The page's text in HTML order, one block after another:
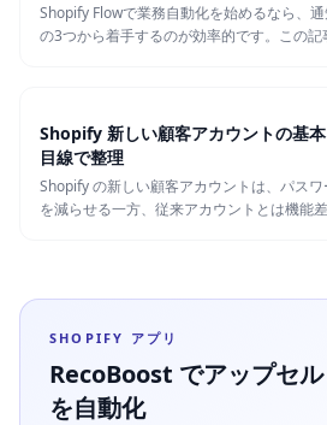
Shopify Flowで業務自動化を始めるなら、
の3つから着手するのが効率的です。この記
Shopify 新しい顧客アカウントの基
目線で整理
Shopify の新しい顧客アカウントは、パス
を減らせる一方、従来アカウントとは機能
SHOPIFY アプリ
RecoBoost でアップセ
を自動化